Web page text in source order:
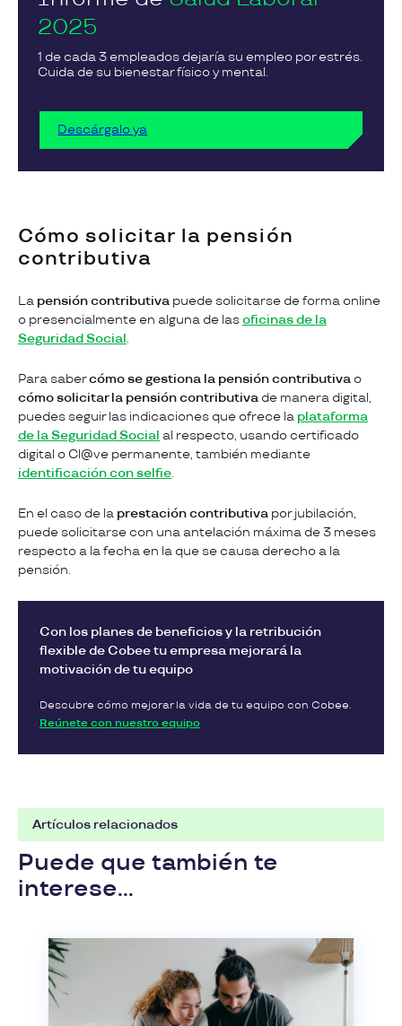
2025
1 de cada 3 empleados dejaría su empleo por estrés.
Cuida de su bienestar físico y mental.
Descárgalo ya
Cómo solicitar la pensión
contributiva
La pensión contributiva puede solicitarse de forma online
o presencialmente en alguna de lasoficinas de la
Seguridad Social.
Para sabercómo se gestiona la pensión contributiva o
cómo solicitar la pensión contributiva de manera digital,
puedes seguir las indicaciones que ofrece la plataforma
de la Seguridad Social al respecto, usando certificado
digital o Cl@ve permanente, también mediante
identificación con selfie.
En el caso de la prestación contributiva por jubilación,
puede solicitarse con una antelación máxima de 3 meses
respecto a la fecha en la que se causa derecho a la
pensión.
Con los planes de beneficios y la retribución
flexible de Cobee tu empresa mejorará la
motivación de tu equipo
Descubre cómo mejorar la vida de tu equipo con Cobee.
Reúnete con nuestro equipo
Artículos relacionados
Puede que también te
interese...